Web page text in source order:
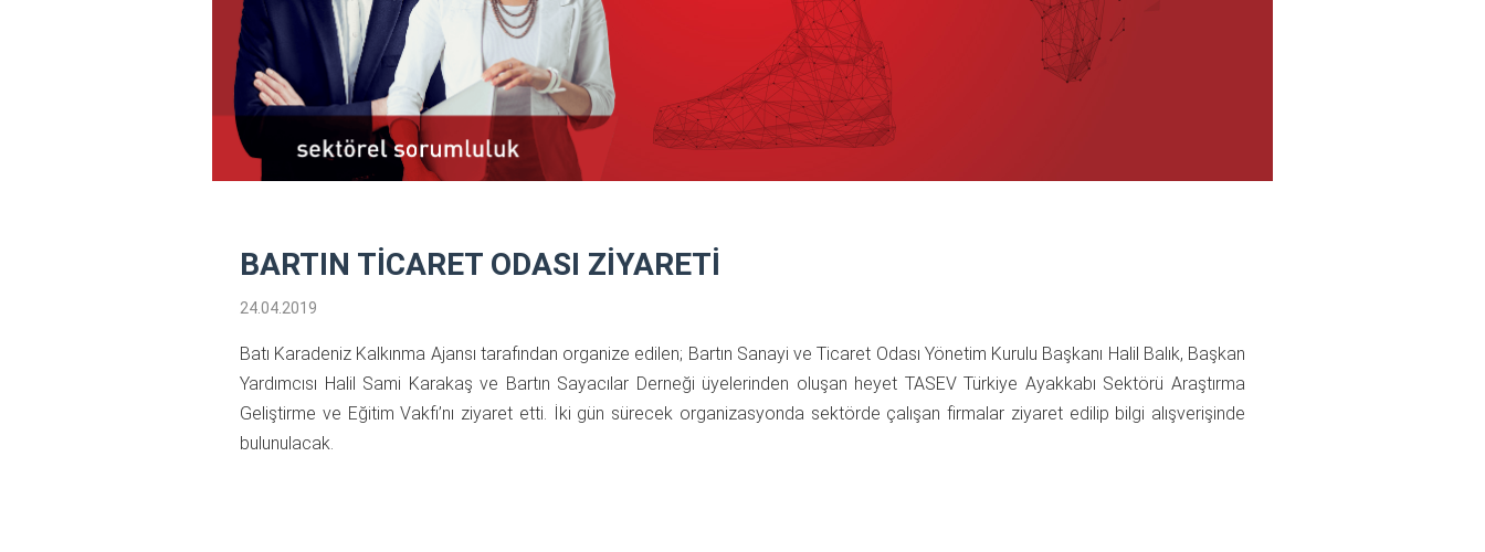
BARTIN TİCARET ODASI ZİYARETİ
24.04.2019
Batı Karadeniz Kalkınma Ajansı tarafından organize edilen; Bartın Sanayi ve Ticaret Odası Yönetim Kurulu Başkanı Halil Balık, Başkan
Yardımcısı Halil Sami Karakaş ve Bartın Sayacılar Derneği üyelerinden oluşan heyet TASEV Türkiye Ayakkabı Sektörü Araştırma
Geliştirme ve Eğitim Vakfı’nı ziyaret etti. İki gün sürecek organizasyonda sektörde çalışan firmalar ziyaret edilip bilgi alışverişinde
bulunulacak.